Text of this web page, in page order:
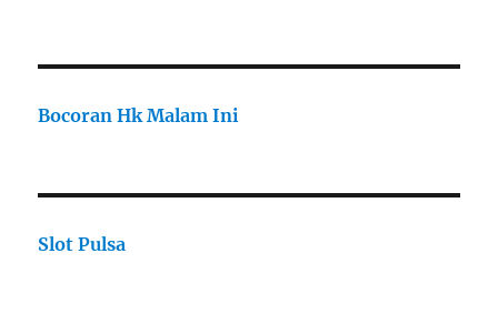
Bocoran Hk Malam Ini
Slot Pulsa